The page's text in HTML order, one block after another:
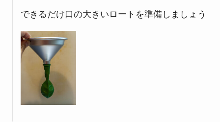
できるだけ口の大きいロートを準備しましょう